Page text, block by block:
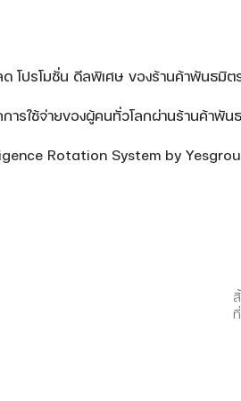
โปรโมชั่น ดีลพิเศษ ของร้านค้าพันธมิต
ารใช้จ่ายของผู้คนทั่วโลกผ่านร้านค้าพั
Rotation System by